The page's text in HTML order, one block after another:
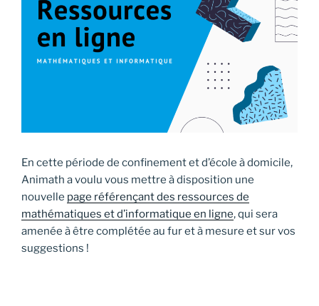
En cette période de confinement et d’école à domicile,
Animath a voulu vous mettre à disposition une
nouvelle page référençant des ressources de
mathématiques et d’informatique en ligne, qui sera
amenée à être complétée au fur et à mesure et sur vos
suggestions !